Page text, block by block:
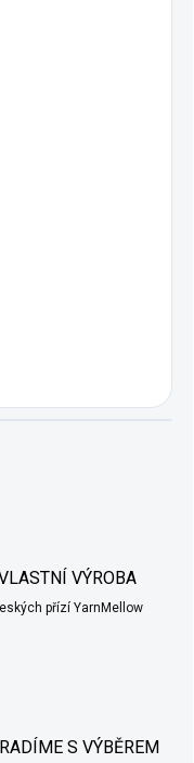
VÝROBA
přízí YarnMellow
S VÝBĚREM